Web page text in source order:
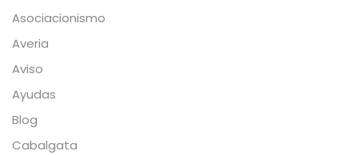
Asociacionismo
Averia
Aviso
Ayudas
Blog
Cabalgata